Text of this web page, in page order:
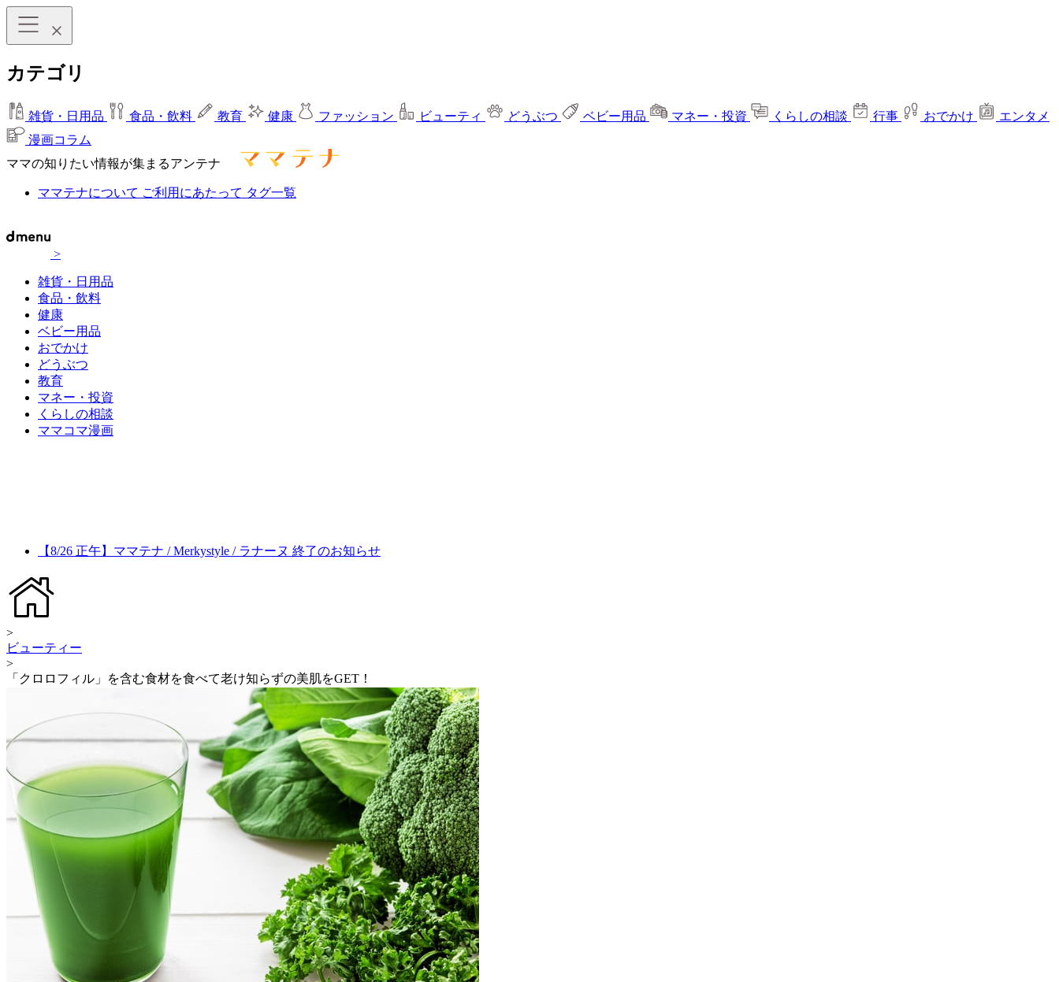
カテゴリ
雑貨・日用品 食品・飲料 教育 健康 ファッション ビューティ どうぶつ ベビー用品 マネー・投資 くらしの相談 行事 おでかけ
エンタメ
漫画コラム
ママの知りたい情報が集まるアンテナ
ママテナについて ご利用にあたって タグ一覧
>
雑貨・日用品
食品・飲料
健康
ベビー用品
おでかけ
どうぶつ
教育
マネー・投資
くらしの相談
ママコマ漫画
【8/26 正午】ママテナ / Merkystyle / ラナーヌ 終了のお知らせ
>
ビューティー
>
「クロロフィル」を含む食材を食べて老け知らずの美肌をGET！